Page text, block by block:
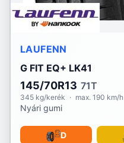
LAUFENN
G FIT EQ+ LK41
145/70R13 71T
345 kg/kerék · max. 190 km/h
Nyári gumi
D